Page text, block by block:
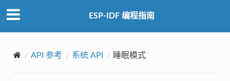
ESP-IDF 编程指南
API 参考 系统 API 睡眠模式